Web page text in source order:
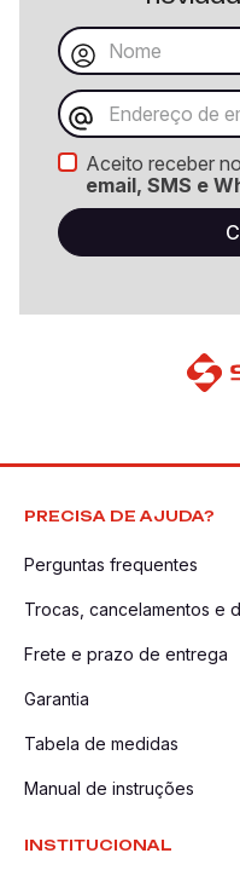
Aceito receber
email, SMS e
PRECISA DE AJUDA?
Perguntas frequentes
Trocas, cancelamentos e
Frete e prazo de entrega
Garantia
Tabela de medidas
Manual de instruções
INSTITUCIONAL